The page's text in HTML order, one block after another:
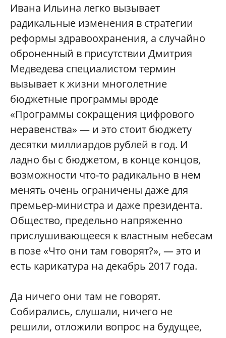
Ивана Ильина легко вызывает
радикальные изменения в стратегии
реформы здравоохранения, а случайно
оброненный в присутствии Дмитрия
Медведева специалистом термин
вызывает к жизни многолетние
бюджетные программы вроде
«Программы сокращения цифрового
неравенства» — и это стоит бюджету
десятки миллиардов рублей в год. И
ладно бы с бюджетом, в конце концов,
возможности что-то радикально в нем
менять очень ограничены даже для
премьер-министра и даже президента.
Общество, предельно напряженно
прислушивающееся к властным небесам
в позе «Что они там говорят?», — это и
есть карикатура на декабрь 2017 года.
Да ничего они там не говорят.
Собирались, слушали, ничего не
решили, отложили вопрос на будущее,